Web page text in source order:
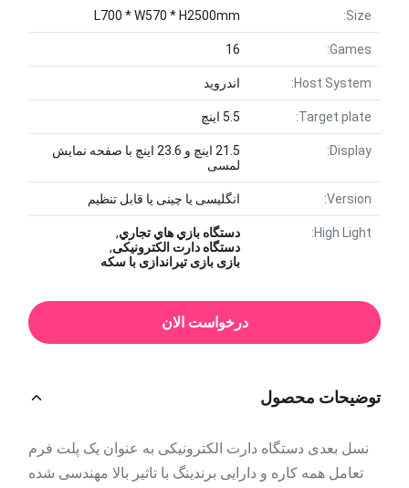
Size:
L700 * W570 * H2500mm
Games:
16
Host System: اندروید
Target plate: 5.5 اینچ
Display:
21.5 اینچ و 23.6 اینچ با صفحه نمایش
لمسی
Version: انگلیسی یا چینی یا قابل تنظیم
High Light: دستگاه بازي هاي تجاري,
دستگاه دارت الکترونیکی,
بازی بازی تیراندازی با سکه
درخواست الان
توضیحات محصول
نسل بعدی دستگاه دارت الکترونیکی به عنوان یک پلت فرم
تعامل همه کاره و دارایی برندینگ با تاثیر بالا مهندسی شده